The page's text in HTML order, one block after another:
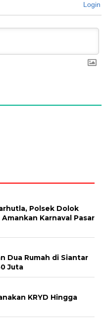
Login
Polsek Dolok
Karnaval Pasar
Dua Rumah di Siantar
Juta
KRYD Hingga